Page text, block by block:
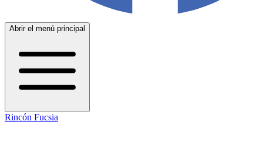
Abrir el menú principal
Rincón Fucsia